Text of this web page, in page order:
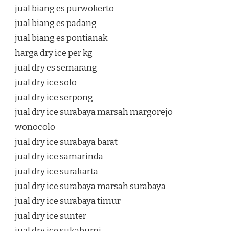
jual biang es purwokerto
jual biang es padang
jual biang es pontianak
harga dry ice per kg
jual dry es semarang
jual dry ice solo
jual dry ice serpong
jual dry ice surabaya marsah margorejo
wonocolo
jual dry ice surabaya barat
jual dry ice samarinda
jual dry ice surakarta
jual dry ice surabaya marsah surabaya
jual dry ice surabaya timur
jual dry ice sunter